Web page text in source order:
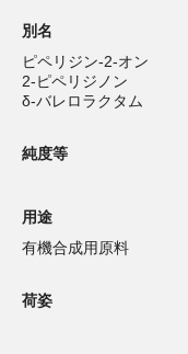
別名
ピペリジン-2-オン
2-ピペリジノン
δ-バレロラクタム
純度等
用途
有機合成用原料
荷姿